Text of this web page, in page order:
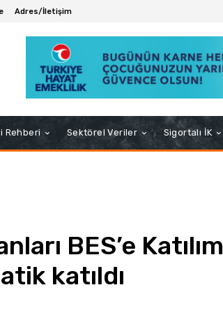
Adres/İletişim
Rehberi Sektörel Veriler Sigortalı İK
BES’e Katılım
katıldı